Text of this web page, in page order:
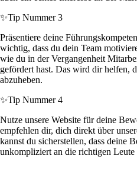
✨Tip Nummer 3
Präsentiere deine
wichtig, dass du dein Team
wie du in der Vergangenheit
gefördert hast. Das wird dir helfen,
abzuheben.
✨Tip Nummer 4
Nutze unsere Website für deine
empfehlen dir, dich direkt über
kannst du sicherstellen, dass deine
unkompliziert an die richtigen